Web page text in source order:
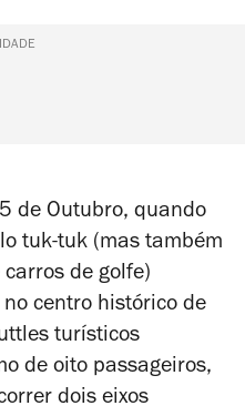
de Outubro, quando
tuk-tuk (mas também
de golfe)
centro histórico de
turísticos
de oito passageiros,
dois eixos